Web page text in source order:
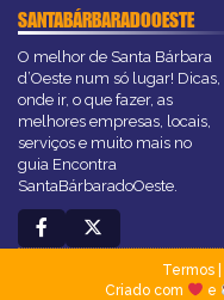
SANTABÁRBARADOOESTE
O melhor de Santa Bárbara
d’Oeste num só lugar! Dicas,
onde ir, o que fazer, as
melhores empresas, locais,
serviços e muito mais no
guia Encontra
SantaBárbaradoOeste.
Termos|
Criado com
e